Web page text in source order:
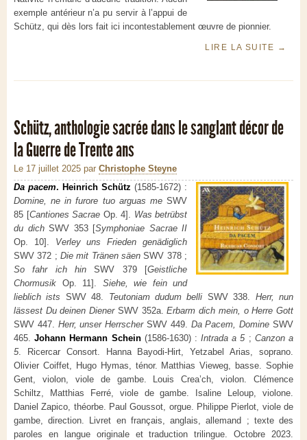
exemple antérieur n’a pu servir à l’appui de
Schütz, qui dès lors fait ici incontestablement œuvre de pionnier.
LIRE LA SUITE →
Schütz, anthologie sacrée dans le sanglant décor de
la Guerre de Trente ans
Le 17 juillet 2025 par Christophe Steyne
Da pacem. Heinrich Schütz (1585-1672) :
Domine, ne in furore tuo arguas meSWV
85 [Cantiones Sacrae Op. 4]. Was betrübst
du dichSWV 353 [Symphoniae Sacrae II
Op. 10]. Verley uns Frieden genädiglich
SWV 372 ; Die mit Tränen säen SWV 378 ;
So fahr ich hin SWV 379 [Geistliche
Chormusik Op. 11]. Siehe, wie fein und
lieblich ists SWV 48. Teutoniam dudum belli SWV 338. Herr, nun
lässest Du deinen DienerSWV 352a.Erbarm dich mein, o Herre Gott
SWV 447. Herr, unser HerrscherSWV 449. Da Pacem, Domine SWV
465.Johann Hermann Schein(1586-1630) :Intrada a 5; Canzon a
5. Ricercar Consort. Hanna Bayodi-Hirt, Yetzabel Arias, soprano.
Olivier Coiffet, Hugo Hymas, ténor. Matthias Vieweg, basse. Sophie
Gent, violon, viole de gambe. Louis Crea’ch, violon. Clémence
Schiltz, Matthias Ferré, viole de gambe. Isaline Leloup, violone.
Daniel Zapico, théorbe. Paul Goussot, orgue. Philippe Pierlot, viole de
gambe, direction. Livret en français, anglais, allemand ; texte des
paroles en langue originale et traduction trilingue. Octobre 2023.